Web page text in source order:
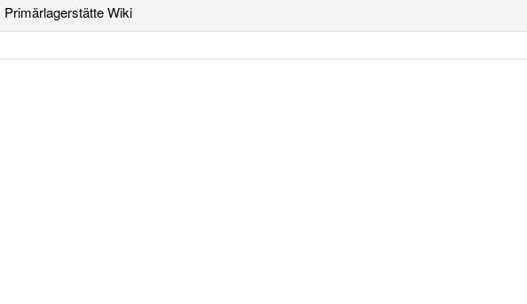
Primärlagerstätte Wiki